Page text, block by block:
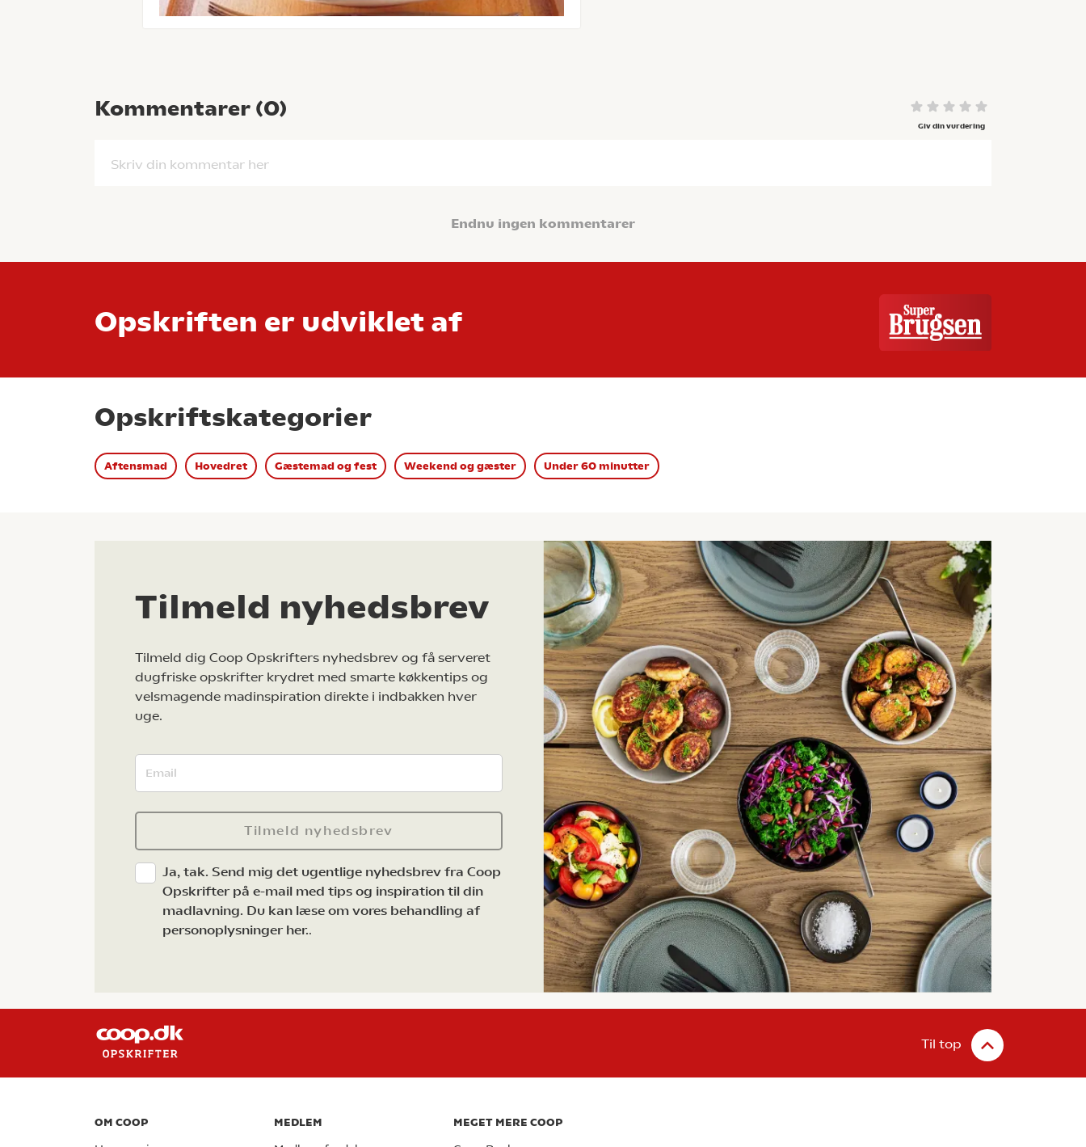
Kommentarer (0)
Giv din vurdering
Skriv din kommentar her
Endnu ingen kommentarer
Opskriften er udviklet af
Opskriftskategorier
Aftensmad Hovedret Gæstemad og fest Weekend og gæster Under 60 minutter
Tilmeld nyhedsbrev
Tilmeld dig Coop Opskrifters nyhedsbrev og få serveret
dugfriske opskrifter krydret med smarte køkkentips og
velsmagende madinspiration direkte i indbakken hver
uge.
Tilmeld nyhedsbrev
Ja, tak. Send mig det ugentlige nyhedsbrev fra Coop
Opskrifter på e-mail med tips og inspiration til din
madlavning. Du kan læse om vores behandling af
personoplysninger her..
Til top
OM COOP MEDLEM MEGET MERE COOP